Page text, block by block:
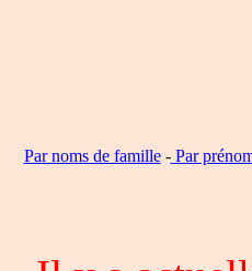
Par noms de famille-Par